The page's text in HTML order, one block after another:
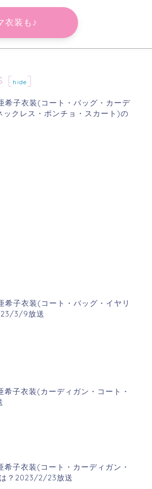
衣装も♪
[ hide ]
希子衣装(コート・バッグ・カーデ
クレス・ポンチョ・スカート)の
子衣装(コート・バッグ・イヤリ
3/9放送
子衣装(カーディガン・コート・
子衣装(コート・カーディガン・
？2023/2/23放送